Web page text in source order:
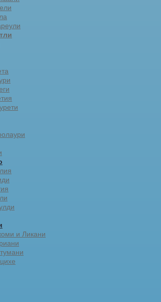
и Ликани